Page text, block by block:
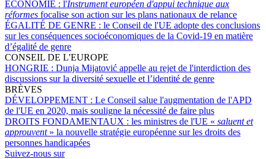
ÉCONOMIE : l'Instrument européen d'appui technique aux
réformes focalise son action sur les plans nationaux de relance
ÉGALITÉ DE GENRE : le Conseil de l'UE adopte des conclusions
sur les conséquences socioéconomiques de la Covid-19 en matière
d’égalité de genre
CONSEIL DE L'EUROPE
HONGRIE : Dunja Mijatović appelle au rejet de l'interdiction des
discussions sur la diversité sexuelle et l’identité de genre
BRÈVES
DÉVELOPPEMENT : Le Conseil salue l'augmentation de l'APD
de l'UE en 2020, mais souligne la nécessité de faire plus
DROITS FONDAMENTAUX : les ministres de l'UE « saluent et
approuvent» la nouvelle stratégie européenne sur les droits des
personnes handicapées
Suivez-nous sur